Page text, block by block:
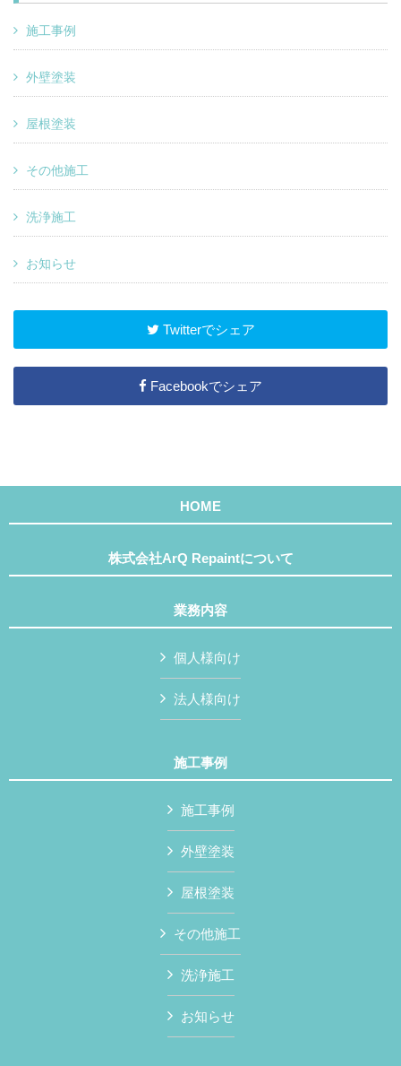
施工事例
外壁塗装
屋根塗装
その他施工
洗浄施工
お知らせ
Twitterでシェア
Facebookでシェア
HOME
株式会社ArQ Repaintについて
業務内容
個人様向け
法人様向け
施工事例
施工事例
外壁塗装
屋根塗装
その他施工
洗浄施工
お知らせ